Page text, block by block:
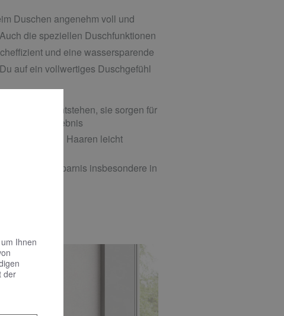
Duschen angenehm voll und
die speziellen Duschfunktionen
und eine wassersparende
auf ein vollwertiges Duschgefühl
Tropfen entstehen, sie sorgen für
Duscherlebnis
aus langen Haaren leicht
die Wasserersparnis insbesondere in
Ihnen
der